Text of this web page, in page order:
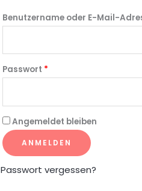
Benutzername oder E-Mail-
Passwort *
Angemeldet bleiben
ANMELDEN
Passwort vergessen?